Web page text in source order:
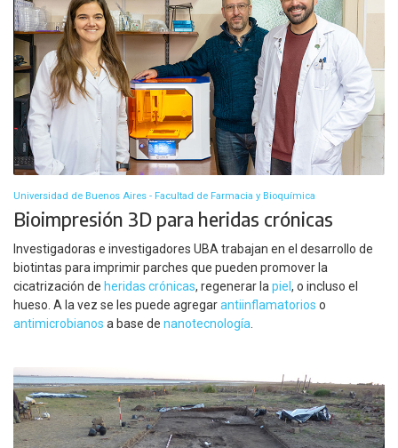
Universidad de Buenos Aires - Facultad de Farmacia y Bioquímica
Bioimpresión 3D para heridas crónicas
Investigadoras e investigadores UBA trabajan en el desarrollo de
biotintas para imprimir parches que pueden promover la
cicatrización de heridas crónicas, regenerar la piel , o incluso el
hueso. A la vez se les puede agregarantiinflamatorios o
antimicrobianos a base de nanotecnología